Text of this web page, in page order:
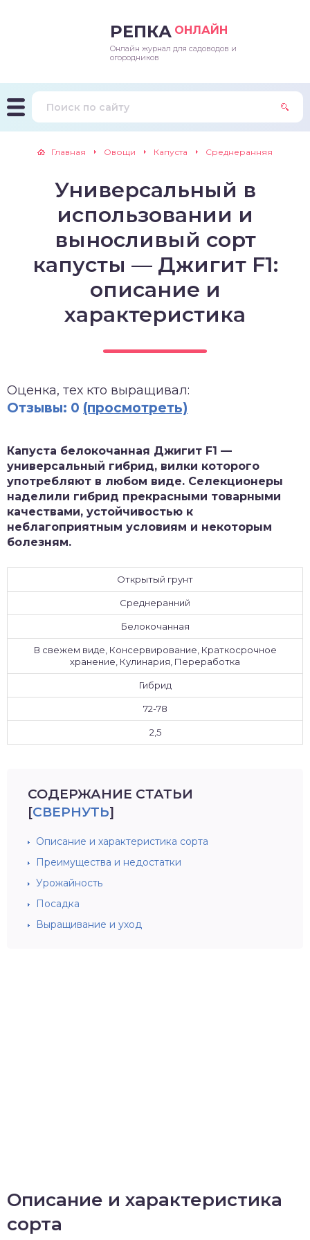
РЕПКА ОНЛАЙН
Онлайн журнал для садоводов и
огородников
Главная Овощи Капуста Среднеранняя
Универсальный в
использовании и
выносливый сорт
капусты — Джигит F1:
описание и
характеристика
Оценка, тех кто выращивал:
Отзывы: 0 (просмотреть)
Капуста белокочанная Джигит F1 —
универсальный гибрид, вилки которого
употребляют в любом виде. Селекционеры
наделили гибрид прекрасными товарными
качествами, устойчивостью к
неблагоприятным условиям и некоторым
болезням.
Открытый грунт
Среднеранний
Белокочанная
В свежем виде, Консервирование, Краткосрочное
хранение, Кулинария, Переработка
Гибрид
72-78
2,5
СОДЕРЖАНИЕ СТАТЬИ
[СВЕРНУТЬ]
Описание и характеристика сорта
Преимущества и недостатки
Урожайность
Посадка
Выращивание и уход
Описание и характеристика
сорта
и подкормки